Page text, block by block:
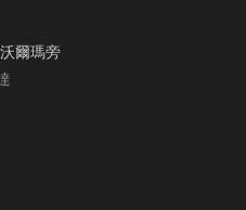
爾瑪旁